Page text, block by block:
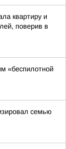
квартиру и
поверив в
«беспилотной
семью